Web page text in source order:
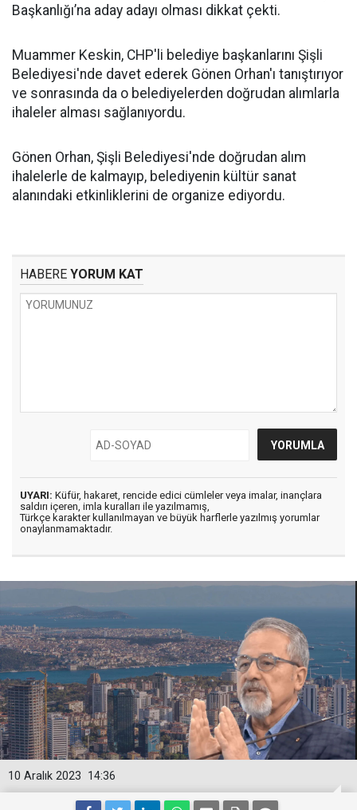
Başkanlığı’na aday adayı olması dikkat çekti.
Muammer Keskin, CHP'li belediye başkanlarını Şişli
Belediyesi'nde davet ederek Gönen Orhan'ı tanıştırıyor
ve sonrasında da o belediyelerden doğrudan alımlarla
ihaleler alması sağlanıyordu.
Gönen Orhan, Şişli Belediyesi'nde doğrudan alım
ihalelerle de kalmayıp, belediyenin kültür sanat
alanındaki etkinliklerini de organize ediyordu.
HABERE YORUM KAT
UYARI: Küfür, hakaret, rencide edici cümleler veya imalar, inançlara
saldırı içeren, imla kuralları ile yazılmamış,
Türkçe karakter kullanılmayan ve büyük harflerle yazılmış yorumlar
onaylanmamaktadır.
14:36
10 Aralık 2023